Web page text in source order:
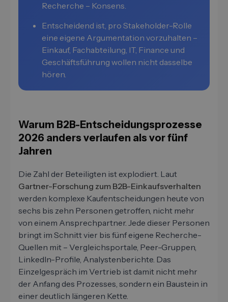
Recherche – Konsens.
Entscheidend ist, pro Stakeholder-Rolle
eine eigene Argumentation vorzuhalten –
Einkauf, Fachabteilung, IT, Finance und
Geschäftsführung wollen nicht dasselbe
hören.
Warum B2B-Entscheidungsprozesse
2026 anders verlaufen als vor fünf
Jahren
Die Zahl der Beteiligten ist explodiert. Laut
Gartner-Forschung zum B2B-Einkaufsverhalten
werden komplexe Kaufentscheidungen heute von
sechs bis zehn Personen getroffen, nicht mehr
von einem Ansprechpartner. Jede dieser Personen
bringt im Schnitt vier bis fünf eigene Recherche-
Quellen mit – Vergleichsportale, Peer-Gruppen,
LinkedIn-Profile, Analystenberichte. Das
Einzelgespräch im Vertrieb ist damit nicht mehr
der Anfang des Prozesses, sondern ein Baustein in
einer deutlich längeren Kette.